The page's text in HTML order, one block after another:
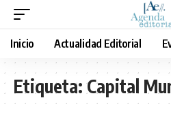
Inicio Actualidad Editorial
Etiqueta:Capital